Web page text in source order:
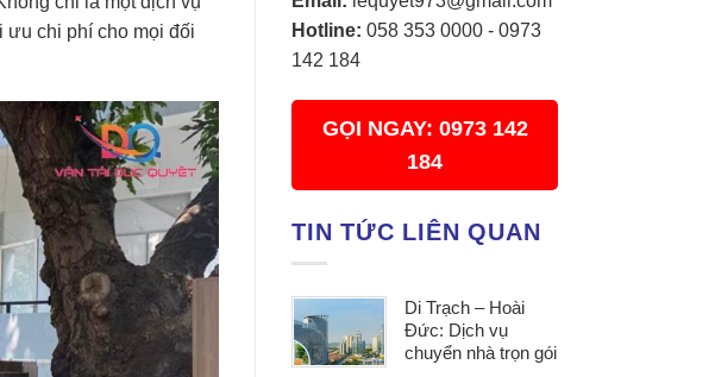
ưu chi phí cho mọi đối
Hotline: 058 353 0000 - 0973
142 184
GỌI NGAY: 0973 142
184
TIN TỨC LIÊN QUAN
Di Trạch – Hoài
Đức: Dịch vụ
chuyển nhà trọn gói